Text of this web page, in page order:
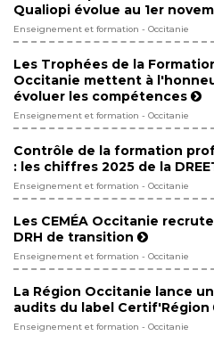
Qualiopi évolue au 1er
Enseignement et formation - Occitanie
Les Trophées de la
Occitanie mettent à
évoluer les compétences
Enseignement et formation - Occitanie
Contrôle de la formation
: les chiffres 2025 de la
Enseignement et formation - Occitanie
Les CEMÉA Occitanie
DRH de transition
Enseignement et formation - Occitanie
La Région Occitanie lance
audits du label Certif'Région
Enseignement et formation - Occitanie